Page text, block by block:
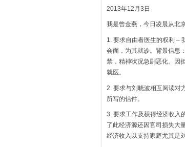
2013年12月3日
我是曾金燕，今日凌晨从北
1. 要求自由看医生的权利 –
会面，为其就诊。背景信息
禁，精神状况急剧恶化。因
就医。
2. 要求与刘晓波相互阅读对
所写的信件。
3. 要求工作及获得经济收入
了此经济源还因官司损失大
经济收入以支持家庭尤其是